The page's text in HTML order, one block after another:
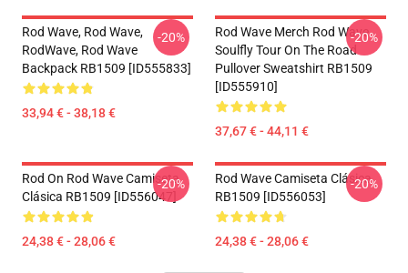
Rod Wave, Rod Wave,
RodWave, Rod Wave
Backpack RB1509 [ID555833]
33,94 € - 38,18 €
-20%
Rod Wave Merch Rod Wave
Soulfly Tour On The Road
Pullover Sweatshirt RB1509
[ID555910]
37,67 € - 44,11 €
-20%
Rod On Rod Wave Camiseta
Clásica RB1509 [ID556047]
24,38 € - 28,06 €
-20%
Rod Wave Camiseta Clásica
RB1509 [ID556053]
24,38 € - 28,06 €
-20%